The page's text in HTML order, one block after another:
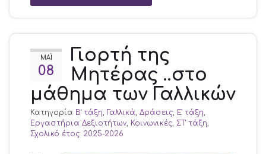
ΜΆΙ
08
Γιορτή της
Μητέρας ..στο
μάθημα των Γαλλικών
Κατηγορία Β' τάξη, Γαλλικά, Δράσεις, Ε' τάξη,
Εργαστήρια Δεξιοτήτων, Κοινωνικές, ΣΤ' τάξη,
Σχολικό έτος: 2025-2026